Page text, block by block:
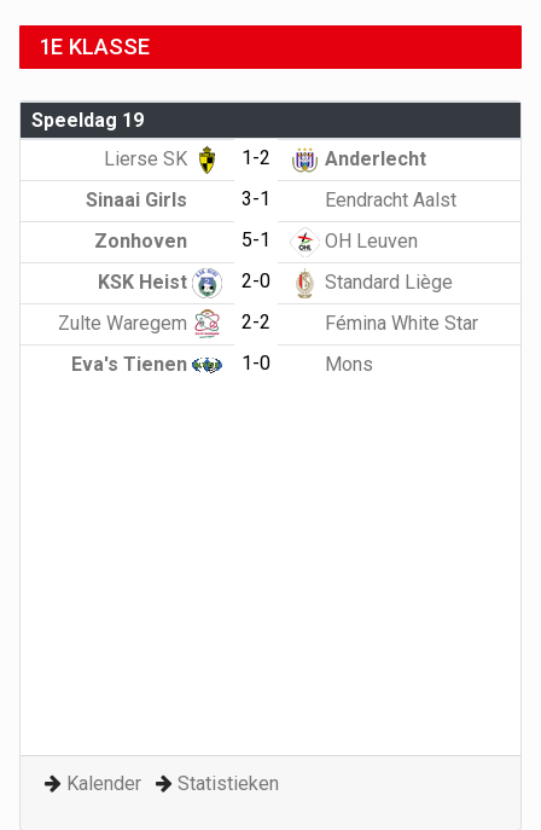
1E KLASSE
Speeldag 19
Lierse SK
1-2
Anderlecht
Sinaai Girls
3-1
Eendracht Aalst
Zonhoven
5-1
OH Leuven
KSK Heist
2-0
Standard Liège
Zulte Waregem
2-2
Fémina White Star
Eva's Tienen
1-0 Mons
Kalender Statistieken